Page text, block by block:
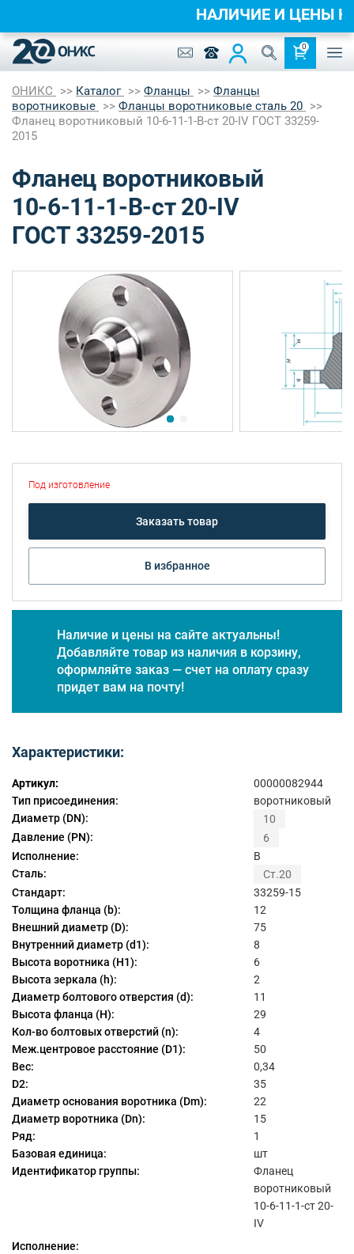
0
ОНИКС Каталог Фланцы
Фланцы
воротниковые
Фланцы воротниковые сталь 20
Фланец воротниковый 10-6-11-1-B-ст 20-IV ГОСТ 33259-
2015
Фланец воротниковый
10-6-11-1-B-ст 20-IV
ГОСТ 33259-2015
Под изготовление
Заказать товар
В избранное
Наличие и цены на сайте актуальны!
Добавляйте товар из наличия в корзину,
оформляйте заказ — счет на оплату сразу
придет вам на почту!
Характеристики:
Артикул:
00000082944
Тип присоединения:
воротниковый
Диаметр (DN):
10
Давление (PN):
6
Исполнение:
B
Сталь:
Ст.20
Стандарт:
33259-15
Толщина фланца (b):
12
Внешний диаметр (D):
75
Внутренний диаметр (d1):
8
Высота воротника (H1):
6
Высота зеркала (h):
2
Диаметр болтового отверстия (d):
11
Высота фланца (H):
29
Кол-во болтовых отверстий (n):
4
Меж.центровое расстояние (D1):
50
Вес:
0,34
D2:
35
Диаметр основания воротника (Dm):
22
Диаметр воротника (Dn):
15
Ряд:
1
Базовая единица:
шт
Идентификатор группы:
Фланец
воротниковый
10-6-11-1-ст 20-
IV
Исполнение:
НАЛИЧИЕ И